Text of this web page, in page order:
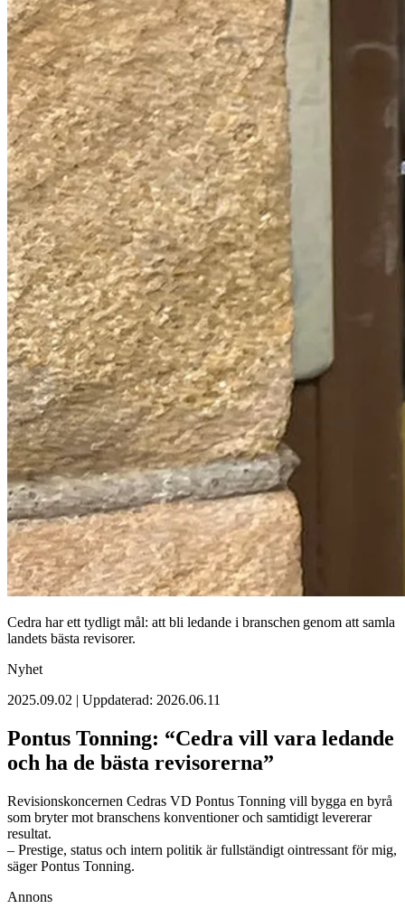
Cedra har ett tydligt mål: att bli ledande i branschen genom att samla
landets bästa revisorer.
Nyhet
2025.09.02 | Uppdaterad: 2026.06.11
Pontus Tonning: “Cedra vill vara ledande
och ha de bästa revisorerna”
Revisionskoncernen Cedras VD Pontus Tonning vill bygga en byrå
som bryter mot branschens konventioner och samtidigt levererar
resultat.
– Prestige, status och intern politik är fullständigt ointressant för mig,
säger Pontus Tonning.
Annons